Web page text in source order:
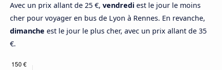
Avec un prix allant de 25 €, vendredi est le jour le moins
cher pour voyager en bus de Lyon à Rennes. En revanche,
dimanche est le jour le plus cher, avec un prix allant de 35
€.